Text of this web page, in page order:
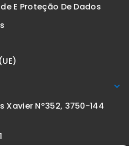
E Proteção De Dados
Xavier Nº352, 3750-144